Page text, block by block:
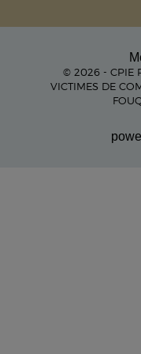
© 2026 - CPIE
VICTIMES DE